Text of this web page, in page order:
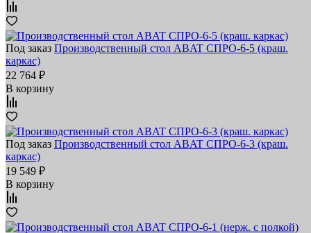
Под заказ Производственный стол ABAT СПРО-6-5 (краш.
каркас)
22 764 ₽
В корзину
Под заказ Производственный стол ABAT СПРО-6-3 (краш.
каркас)
19 549 ₽
В корзину